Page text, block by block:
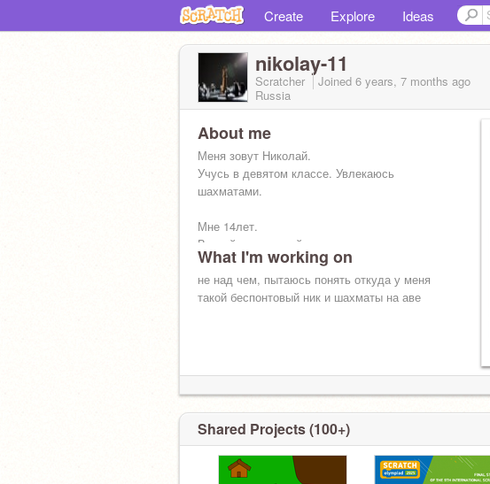
Create Explore Ideas
nikolay-11
Scratcher Joined 6 years, 7 months ago
Russia
About me
Меня зовут Николай.
Учусь в девятом классе. Увлекаюсь
шахматами.
Мне 14лет.
Второй спортивный разряд по шахматам.
What I'm working on
не над чем, пытаюсь понять откуда у меня
такой беспонтовый ник и шахматы на аве
Shared Projects (100+)